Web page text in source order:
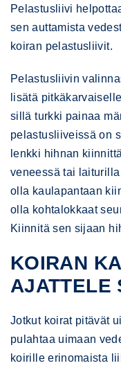
Pelastusliivi
sen auttamista
koiran pelastusliivit.
Pelastusliivin
lisätä
sillä turkki painaa
pelastusliiveissä on
lenkki hihnan
veneessä tai
olla kaulapantaan
olla kohtalokkaat
Kiinnitä sen sijaan
KOIRAN
AJATTELE
Jotkut koirat pitävät
pulahtaa uimaan
koirille erinomaista